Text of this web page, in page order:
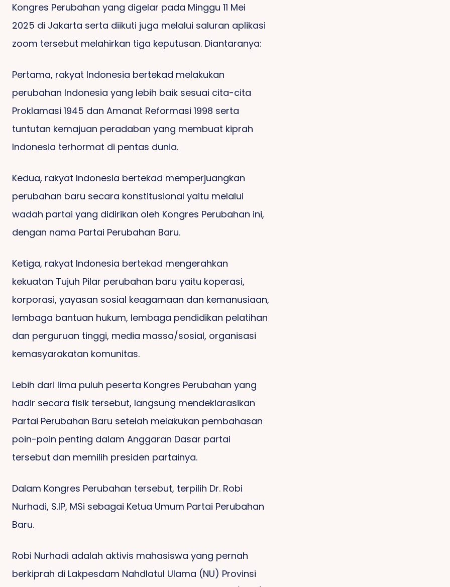
Kongres Perubahan yang digelar pada Minggu 11 Mei
2025 di Jakarta serta diikuti juga melalui saluran aplikasi
zoom tersebut melahirkan tiga keputusan. Diantaranya:
Pertama, rakyat Indonesia bertekad melakukan
perubahan Indonesia yang lebih baik sesuai cita-cita
Proklamasi 1945 dan Amanat Reformasi 1998 serta
tuntutan kemajuan peradaban yang membuat kiprah
Indonesia terhormat di pentas dunia.
Kedua, rakyat Indonesia bertekad memperjuangkan
perubahan baru secara konstitusional yaitu melalui
wadah partai yang didirikan oleh Kongres Perubahan ini,
dengan nama Partai Perubahan Baru.
Ketiga, rakyat Indonesia bertekad mengerahkan
kekuatan Tujuh Pilar perubahan baru yaitu koperasi,
korporasi, yayasan sosial keagamaan dan kemanusiaan,
lembaga bantuan hukum, lembaga pendidikan pelatihan
dan perguruan tinggi, media massa/sosial, organisasi
kemasyarakatan komunitas.
Lebih dari lima puluh peserta Kongres Perubahan yang
hadir secara fisik tersebut, langsung mendeklarasikan
Partai Perubahan Baru setelah melakukan pembahasan
poin-poin penting dalam Anggaran Dasar partai
tersebut dan memilih presiden partainya.
Dalam Kongres Perubahan tersebut, terpilih Dr. Robi
Nurhadi, S.IP, MSi sebagai Ketua Umum Partai Perubahan
Baru.
Robi Nurhadi adalah aktivis mahasiswa yang pernah
berkiprah di Lakpesdam Nahdlatul Ulama (NU) Provinsi